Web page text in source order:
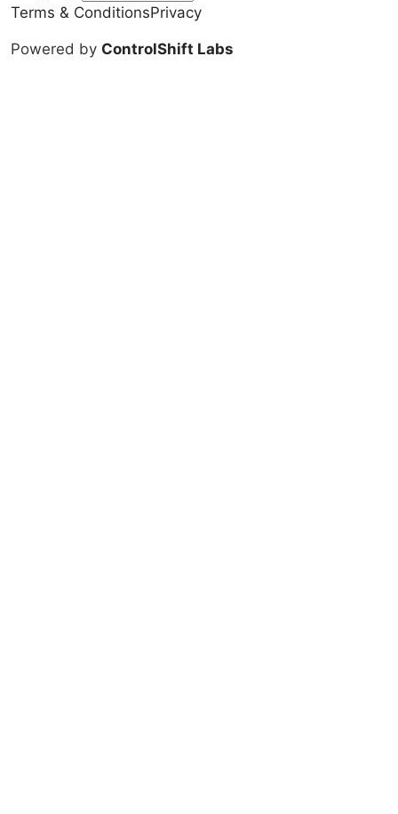
Terms & ConditionsPrivacy
Powered by ControlShift Labs